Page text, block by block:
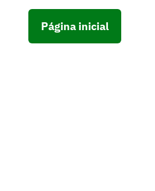
Página inicial